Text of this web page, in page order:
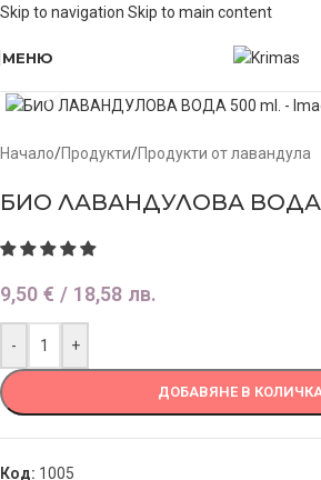
Skip to navigation Skip to main content
МЕНЮ
Начало/Продукти/Продукти от лавандула
БИО ЛАВАНДУЛОВА ВОДА
9,50 € / 18,58 лв.
- +
ДОБАВЯНЕ В
Код: 1005